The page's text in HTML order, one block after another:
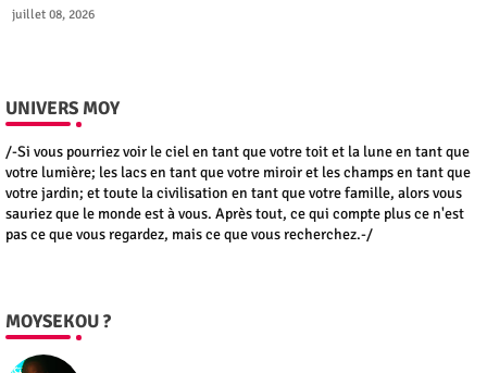
juillet 08, 2026
UNIVERS MOY
/-Si vous pourriez voir le ciel en tant que votre toit et la lune en tant que
votre lumière; les lacs en tant que votre miroir et les champs en tant que
votre jardin; et toute la civilisation en tant que votre famille, alors vous
sauriez que le monde est à vous. Après tout, ce qui compte plus ce n'est
pas ce que vous regardez, mais ce que vous recherchez.-/
MOYSEKOU ?